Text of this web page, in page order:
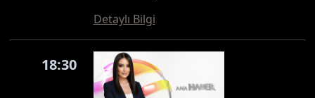
Detaylı Bilgi
18:30